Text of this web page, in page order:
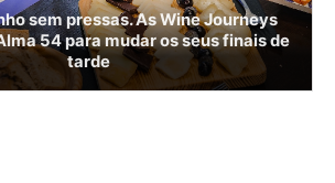
sem pressas. As Wine Journeys
54 para mudar os seus finais de
tarde